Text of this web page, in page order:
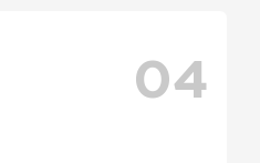
04